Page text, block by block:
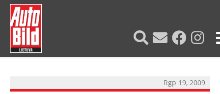
Rgp 19, 2009